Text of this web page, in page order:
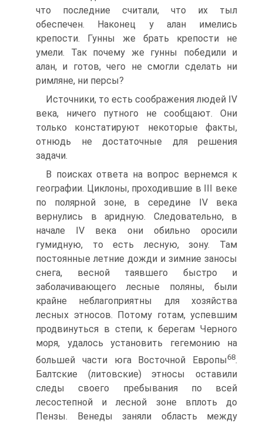
что последние считали, что их тыл
обеспечен. Наконец у алан имелись
крепости. Гунны же брать крепости не
умели. Так почему же гунны победили и
алан, и готов, чего не смогли сделать ни
римляне, ни персы?
Источники, то есть соображения людей IV
века, ничего путного не сообщают. Они
только констатируют некоторые факты,
отнюдь не достаточные для решения
задачи.
В поисках ответа на вопрос вернемся к
географии. Цикло­ны, проходившие в III веке
по полярной зоне, в середине IV века
вернулись в аридную. Следовательно, в
начале IV века они обильно оросили
гумидную, то есть лесную, зону. Там
постоянные летние дожди и зимние заносы
снега, весной таявшего быстро и
заболачивающего лесные поляны, были
крайне неблагоприятны для хозяйства
лесных этносов. Пото­му готам, успевшим
продвинуться в степи, к берегам Черно­го
моря, удалось установить гегемонию на
большей части юга Восточной Европы68.
Балтские (литовские) этносы оставили
следы своего пребывания по всей
лесостепной и лесной зоне вплоть до
Пензы. Венеды заняли область между